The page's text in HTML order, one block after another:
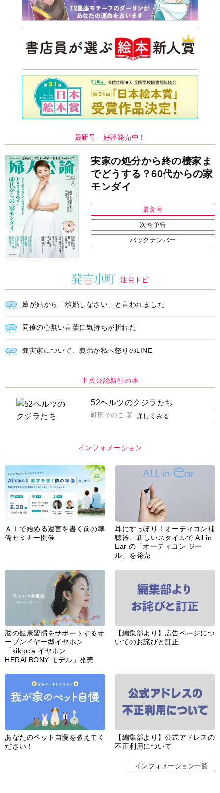
実家の処分から終の棲家ま
でどうする？60代からの家
モンダイ
次号予告
バックナンバー
注目トピ
娘が姑から「離婚しなさい」と言われました
同僚の心無い言葉に気持ちが折れた
義実家について、義弟が私へ怒りのLINE
中央公論新社の本
インフォメーション
ＡＩで始める遺言を書く前の準
備セミナー開催
耳にすっぽり！オーティコン補
聴器、新しいスタイルで All in
Ear の「オーティコン ジー
ル」を発売
脳の健康習慣をサポートするオ
ープンイヤー型イヤホン
「kikippa イヤホン
HERALBONY モデル」発売
【編集部より】広告ページにつ
いてのお詫びと訂正
あなたのペット自慢を教えてく
ださい！
【編集部より】公式アドレスの
不正利用について
婦人公論とは
サイトポリシー／データの収集と利用について
「ｆｆ倶楽部」会員規約
「ｆｆ倶楽部」よくあるご質問
お問い合わせ
広告掲載
CHUOKORON-SHINSHA,INC.All right reserved